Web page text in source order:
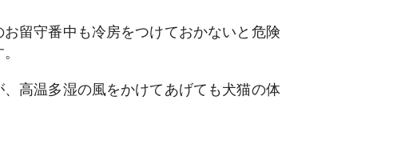
留守番中も冷房をつけておかないと危険
高温多湿の風をかけてあげても犬猫の体